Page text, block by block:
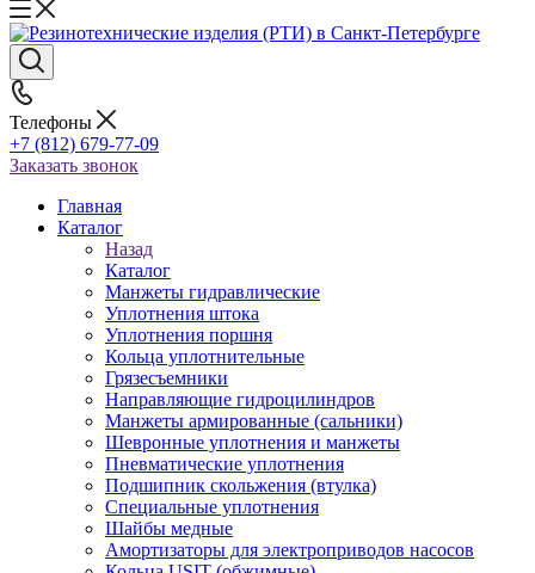
Телефоны
+7 (812) 679-77-09
Заказать звонок
Главная
Каталог
Назад
Каталог
Манжеты гидравлические
Уплотнения штока
Уплотнения поршня
Кольца уплотнительные
Грязесъемники
Направляющие гидроцилиндров
Манжеты армированные (сальники)
Шевронные уплотнения и манжеты
Пневматические уплотнения
Подшипник скольжения (втулка)
Специальные уплотнения
Шайбы медные
Амортизаторы для электроприводов насосов